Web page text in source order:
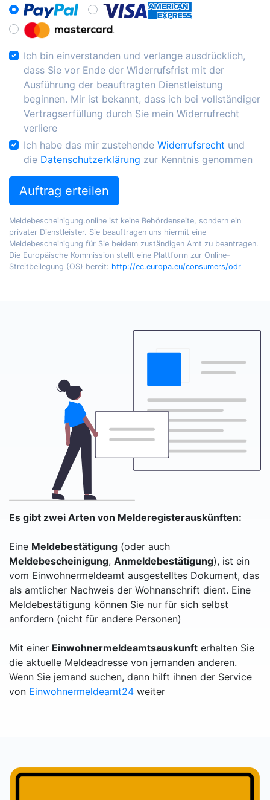
Ich bin einverstanden und verlange ausdrücklich,
dass Sie vor Ende der Widerrufsfrist mit der
Ausführung der beauftragten Dienstleistung
beginnen. Mir ist bekannt, dass ich bei vollständiger
Vertragserfüllung durch Sie mein Widerrufrecht
verliere
Ich habe das mir zustehende Widerrufsrecht und
die Datenschutzerklärung zur Kenntnis genommen
Auftrag erteilen
Meldebescheinigung.online ist keine Behördenseite, sondern ein
privater Dienstleister. Sie beauftragen uns hiermit eine
Meldebescheinigung für Sie beidem zuständigen Amt zu beantragen.
Die Europäische Kommission stellt eine Plattform zur Online-
Streitbeilegung (OS) bereit: http://ec.europa.eu/consumers/odr
Es gibt zwei Arten von Melderegisterauskünften:
Eine Meldebestätigung (oder auch
Meldebescheinigung, Anmeldebestätigung), ist ein
vom Einwohnermeldeamt ausgestelltes Dokument, das
als amtlicher Nachweis der Wohnanschrift dient. Eine
Meldebestätigung können Sie nur für sich selbst
anfordern (nicht für andere Personen)
Mit einer Einwohnermeldeamtsauskunft erhalten Sie
die aktuelle Meldeadresse von jemanden anderen.
Wenn Sie jemand suchen, dann hilft ihnen der Service
von Einwohnermeldeamt24 weiter